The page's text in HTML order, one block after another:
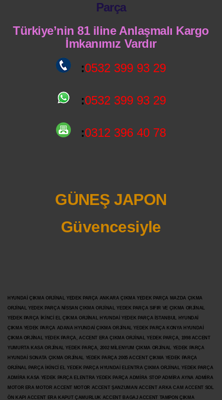
Parça
Türkiye’nin 81 iline Anlaşmalı Kargo
İmkanımız Vardır
:0532 399 93 29
:0532 399 93 29
:0312 396 40 78
GÜNEŞ JAPON
Güvencesiyle
HYUNDAİ ÇIKMA ORJİNAL YEDEK PARÇA ANKARA ÇIKMA YEDEK PARÇA MAZDA ÇIKMA
ORJİNAL YEDEK PARÇA NİSSAN ÇIKMA ORJİNAL YEDEK PARÇA SIFIR VE ÇIKMA ORJİNAL
YEDEK PARÇA İKİNCİ EL ÇIKMA ORJİNAL HYUNDAİ YEDEK PARÇA İSTANBUL HYUNDAİ
ÇIKMA YEDEK PARÇA ADANA HYUNDAİ ÇIKMA ORJİNAL YEDEK PARÇA KONYA HYUNDAİ
ÇIKMA ORJİNAL YEDEK PARÇA, ACCENT ERA ÇIKMA ORJİNAL YEDEK PARÇA, 1998 ACCENT
YUMURTA KASA ORJİNAL YEDEK PARÇA, 2002 MİLENYUM ÇIKMA ORJİNAL YEDEK PARÇA
HYUNDAİ SONATA ÇIKMA ORJİNAL YEDEK PARÇA 2005 ACCENT ÇIKMA YEDEK PARÇA
ORJİNAL PARÇA İKİNCİ EL YEDEK PARÇA HYUNDAİ ELENTRA ÇIKMA ORJİNAL YEDEK PARÇA
ADMİRA KASA YEDEK PARÇA ELENTRA YEDEK PARÇA ADMİRA STOP ADMİRA AYNA ADMİRA
MOTOR ERA MOTOR ACCENT MOTOR ACCENT ŞANZUMAN ACCENT ARKA CAM ACCENT SOL
ÖN KAPI ACCENT ERA KAPUT ÇAMURLUK ACCENT BAGAJ ACCENT TAMPON ÇIKMA